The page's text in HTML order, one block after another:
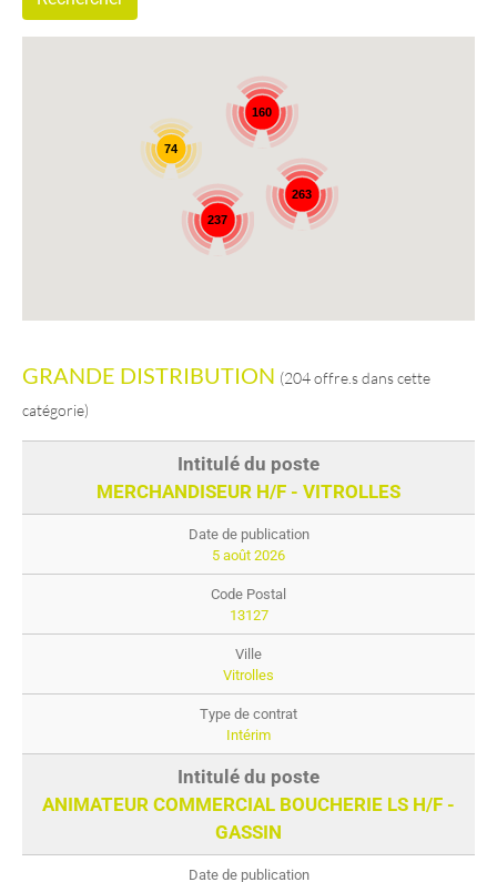
263
237
160
74
GRANDE DISTRIBUTION (204 offre.s dans cette
catégorie)
MERCHANDISEUR H/F - VITROLLES
5 août 2026
13127
Vitrolles
Intérim
ANIMATEUR COMMERCIAL BOUCHERIE LS H/F -
GASSIN